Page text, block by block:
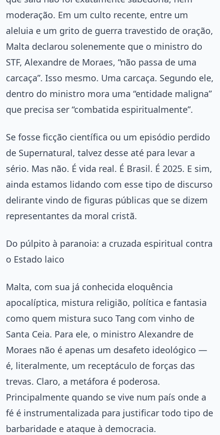
moderação. Em um culto recente, entre um
aleluia e um grito de guerra travestido de oração,
Malta declarou solenemente que o ministro do
STF, Alexandre de Moraes, “não passa de uma
carcaça”. Isso mesmo. Uma carcaça. Segundo ele,
dentro do ministro mora uma “entidade maligna”
que precisa ser “combatida espiritualmente”.
Se fosse ficção científica ou um episódio perdido
de Supernatural, talvez desse até para levar a
sério. Mas não. É vida real. É Brasil. É 2025. E sim,
ainda estamos lidando com esse tipo de discurso
delirante vindo de figuras públicas que se dizem
representantes da moral cristã.
Do púlpito à paranoia: a cruzada espiritual contra
o Estado laico
Malta, com sua já conhecida eloquência
apocalíptica, mistura religião, política e fantasia
como quem mistura suco Tang com vinho de
Santa Ceia. Para ele, o ministro Alexandre de
Moraes não é apenas um desafeto ideológico —
é, literalmente, um receptáculo de forças das
trevas. Claro, a metáfora é poderosa.
Principalmente quando se vive num país onde a
fé é instrumentalizada para justificar todo tipo de
barbaridade e ataque à democracia.